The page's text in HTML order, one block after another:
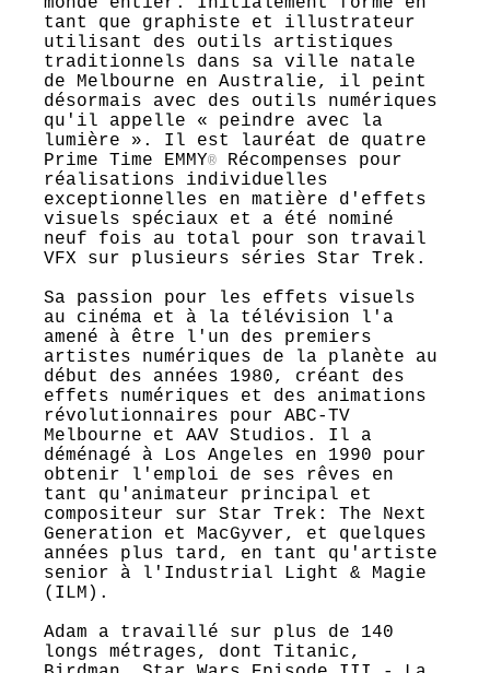
tant que graphiste et illustrateur
utilisant des outils artistiques
traditionnels dans sa ville natale
de Melbourne en Australie, il peint
désormais avec des outils numériques
qu'il appelle « peindre avec la
lumière ». Il est lauréat de quatre
Prime Time EMMY®
Récompenses pour
réalisations individuelles
exceptionnelles en matière d'effets
visuels spéciaux et a été nominé
neuf fois au total pour son travail
VFX sur plusieurs séries Star Trek.
Sa passion pour les effets visuels
au cinéma et à la télévision l'a
amené à être l'un des premiers
artistes numériques de la planète au
début des années 1980, créant des
effets numériques et des animations
révolutionnaires pour ABC-TV
Melbourne et AAV Studios. Il a
déménagé à Los Angeles en 1990 pour
obtenir l'emploi de ses rêves en
tant qu'animateur principal et
compositeur sur Star Trek: The Next
Generation et MacGyver, et quelques
années plus tard, en tant qu'artiste
senior à l'Industrial Light & Magie
(ILM).
Adam a travaillé sur plus de 140
longs métrages, dont Titanic,